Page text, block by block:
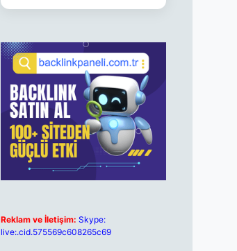
Reklam ve İletişim: Skype:
live:.cid.575569c608265c69